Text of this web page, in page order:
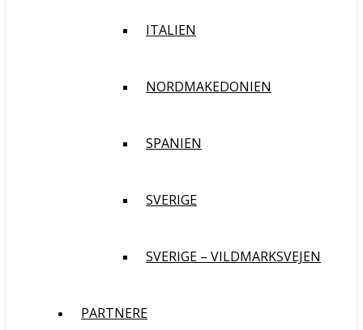
ITALIEN
NORDMAKEDONIEN
SPANIEN
SVERIGE
SVERIGE – VILDMARKSVEJEN
PARTNERE